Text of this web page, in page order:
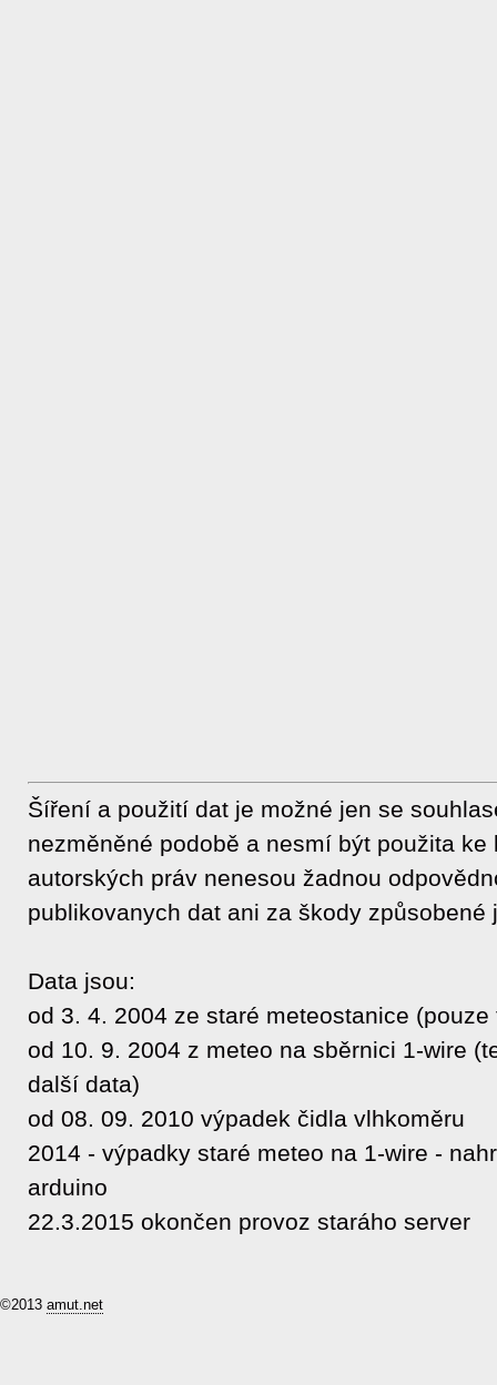
Šíření a použití dat je možné jen se
nezměněné podobě a nesmí být použita
autorských práv nenesou žadnou
publikovanych dat ani za škody způsobené
Data jsou:
od 3. 4. 2004 ze staré meteostanice (pouze
od 10. 9. 2004 z meteo na sběrnici 1-wire
další data)
od 08. 09. 2010 výpadek čidla vlhkoměru
2014 - výpadky staré meteo na 1-wire -
arduino
22.3.2015 okončen provoz staráho server
©2013 amut.net